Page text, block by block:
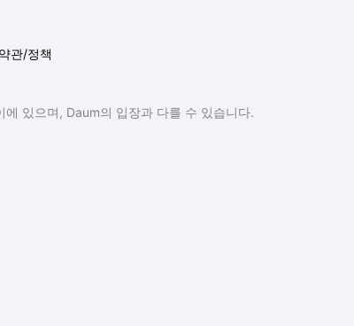
관/정책
있으며, Daum의 입장과 다를 수 있습니다.